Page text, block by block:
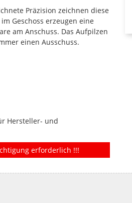
Präzision zeichnen diese
Geschoss erzeugen eine
am Anschuss. Das Aufpilzen
einen Ausschuss.
Hersteller- und
erforderlich !!!